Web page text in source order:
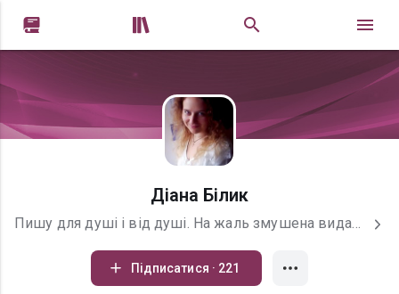
 
Діана Білик
Пишу для душі і від душі. На жаль змушена видаляти неповагу до мене чи читачів, спойлери та тролінгові коментарі. Не смітіть у мене вдома, я дуже це не люблю. Буду вдячна за будь-яку допомогу! Якщо ви знайшли помилку чи описку і бажаєте зробити мій текст краще, напишіть мені листа: dianabilyk8@gmail.com
Підписатися · 221